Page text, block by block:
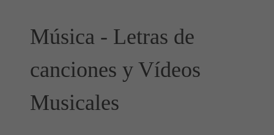
Música - Letras de
canciones y Vídeos
Musicales